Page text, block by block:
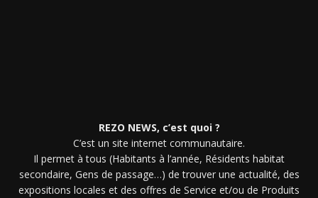
REZO NEWS, c’est quoi ?
C’est un site internet communautaire.
Il permet à tous (Habitants à l’année, Résidents habitat
secondaire, Gens de passage…) de trouver une actualité, des
expositions locales et des offres de Service et/ou de Produits